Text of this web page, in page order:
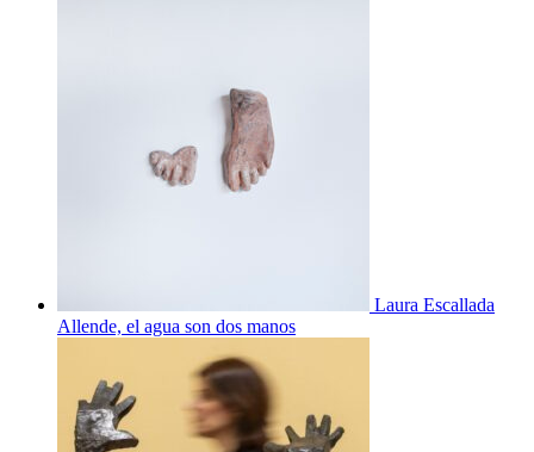
Laura Escallada
Allende, el agua son dos manos